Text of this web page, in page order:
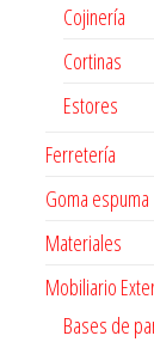
Cojinería
Cortinas
Estores
Ferretería
Goma espuma
Materiales
Mobiliario
Bases de